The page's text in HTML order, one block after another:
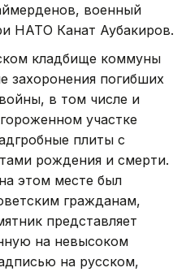
военный
НАТО Канат Аубакиров.
кладбище коммуны
захоронения погибших
в том числе и
участке
плиты с
рождения и смерти.
этом месте был
гражданам,
представляет
на невысоком
на русском,